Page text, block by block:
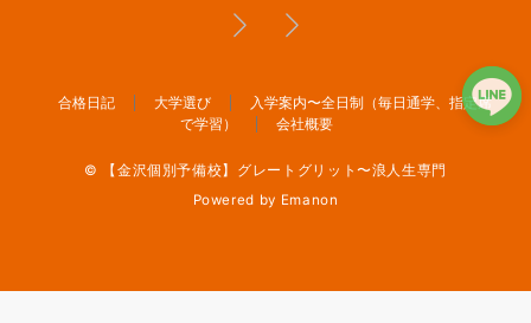
合格日記 大学選び
入学案内〜全日制（毎日通学、指定席
で学習）
会社概要
© 【金沢個別予備校】グレートグリット〜浪人生専門
Powered by Emanon